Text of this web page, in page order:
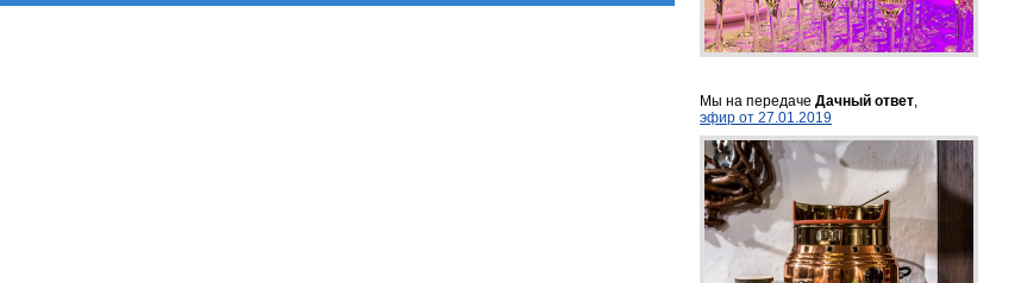
Мы на передаче Дачный ответ,
эфир от 27.01.2019